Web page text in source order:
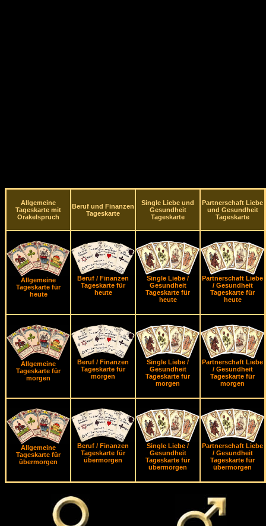
Allgemeine
Tageskarte mit
Orakelspruch
Beruf und Finanzen
Tageskarte
Single Liebe und
Gesundheit
Tageskarte
Partnerschaft Liebe
und Gesundheit
Tageskarte
Allgemeine
Tageskarte für
heute
Beruf / Finanzen
Tageskarte für
heute
Single Liebe /
Gesundheit
Tageskarte für
heute
Partnerschaft Liebe
/ Gesundheit
Tageskarte für
heute
Allgemeine
Tageskarte für
morgen
Beruf / Finanzen
Tageskarte für
morgen
Single Liebe /
Gesundheit
Tageskarte für
morgen
Partnerschaft Liebe
/ Gesundheit
Tageskarte für
morgen
Allgemeine
Tageskarte für
übermorgen
Beruf / Finanzen
Tageskarte für
übermorgen
Single Liebe /
Gesundheit
Tageskarte für
übermorgen
Partnerschaft Liebe
/ Gesundheit
Tageskarte für
übermorgen